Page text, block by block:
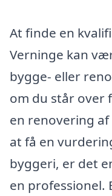
At finde en
Verninge kan
bygge- eller
om du står over
en renovering
at få en
byggeri, er det
en professionel.